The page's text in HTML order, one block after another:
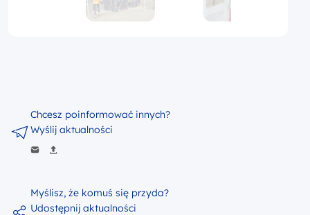
Myślisz, że komuś się przyda?
Udostępnij aktualności
Chcesz poinformować innych?
Wyślij aktualności